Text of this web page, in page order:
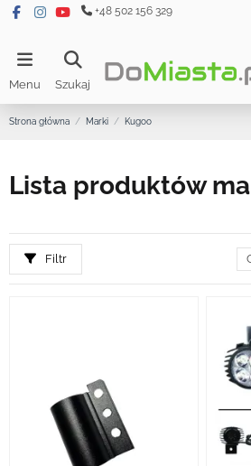
+48 502 156 329
Menu Szukaj
Strona główna Marki Kugoo
Lista produktów
Filtr